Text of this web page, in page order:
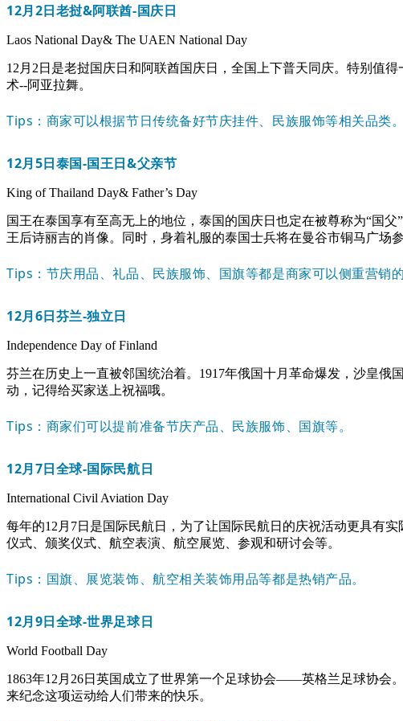
12月2日老挝&阿联酋-国庆日
Laos National Day& The UAEN National Day
12月2日是老挝国庆日和阿联酋国庆日，全国上下普天同庆。特别值
术--阿亚拉舞。
Tips：商家可以根据节日传统备好节庆挂件、民族服饰等相关品类。
12月5日泰国-国王日&父亲节
King of Thailand Day& Father’s Day
国王在泰国享有至高无上的地位，泰国的国庆日也定在被尊称为“国
王后诗丽吉的肖像。同时，身着礼服的泰国士兵将在曼谷市铜马广场
Tips：节庆用品、礼品、民族服饰、国旗等都是商家可以侧重营销的
12月6日芬兰-独立日
Independence Day of Finland
芬兰在历史上一直被邻国统治着。1917年俄国十月革命爆发，沙皇
动，记得给买家送上祝福哦。
Tips：商家们可以提前准备节庆产品、民族服饰、国旗等。
12月7日全球-国际民航日
International Civil Aviation Day
每年的12月7日是国际民航日，为了让国际民航日的庆祝活动更具有
仪式、颁奖仪式、航空表演、航空展览、参观和研讨会等。
Tips：国旗、展览装饰、航空相关装饰用品等都是热销产品。
12月9日全球-世界足球日
World Football Day
1863年12月26日英国成立了世界第一个足球协会——英格兰足球协会
来纪念这项运动给人们带来的快乐。